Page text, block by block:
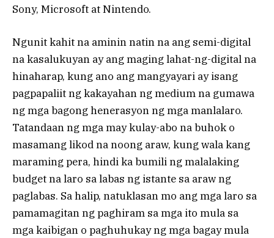
Sony, Microsoft at Nintendo.
Ngunit kahit na aminin natin na ang semi-digital
na kasalukuyan ay ang maging lahat-ng-digital na
hinaharap, kung ano ang mangyayari ay isang
pagpapaliit ng kakayahan ng medium na gumawa
ng mga bagong henerasyon ng mga manlalaro.
Tatandaan ng mga may kulay-abo na buhok o
masamang likod na noong araw, kung wala kang
maraming pera, hindi ka bumili ng malalaking
budget na laro sa labas ng istante sa araw ng
paglabas. Sa halip, natuklasan mo ang mga laro sa
pamamagitan ng paghiram sa mga ito mula sa
mga kaibigan o paghuhukay ng mga bagay mula